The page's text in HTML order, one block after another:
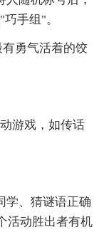
手组"。
勇气活着的饺
游戏，如传话
学、猜谜语正确
活动胜出者有机